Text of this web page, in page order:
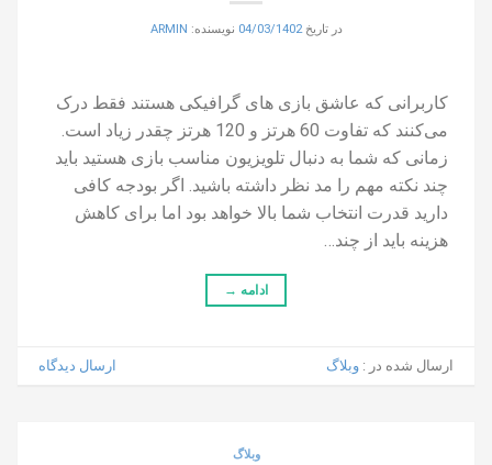
در تاریخ04/03/1402 نویسنده: ARMIN
کاربرانی که عاشق بازی های گرافیکی هستند فقط درک
می‌کنند که تفاوت 60 هرتز و 120 هرتز چقدر زیاد است.
زمانی که شما به دنبال تلویزیون مناسب بازی هستید باید
چند نکته مهم را مد نظر داشته باشید. اگر بودجه کافی
دارید قدرت انتخاب شما بالا خواهد بود اما برای کاهش
هزینه باید از چند…
ادامه →
ارسال شده در :وبلاگ ارسال دیدگاه
وبلاگ